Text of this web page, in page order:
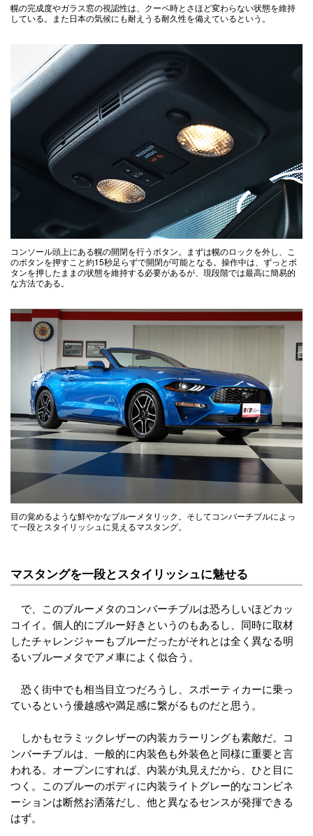
幌の完成度やガラス窓の視認性は、クーペ時とさほど変わらない状態を維持
している。また日本の気候にも耐えうる耐久性を備えているという。
コンソール頭上にある幌の開閉を行うボタン。まずは幌のロックを外し、こ
のボタンを押すこと約15秒足らずで開閉が可能となる。操作中は、ずっとボ
タンを押したままの状態を維持する必要があるが、現段階では最高に簡易的
な方法である。
目の覚めるような鮮やかなブルーメタリック。そしてコンバーチブルによっ
て一段とスタイリッシュに見えるマスタング。
マスタングを一段とスタイリッシュに魅せる
で、このブルーメタのコンバーチブルは恐ろしいほどカッ
コイイ。個人的にブルー好きというのもあるし、同時に取材
したチャレンジャーもブルーだったがそれとは全く異なる明
るいブルーメタでアメ車によく似合う。
恐く街中でも相当目立つだろうし、スポーティカーに乗っ
ているという優越感や満足感に繋がるものだと思う。
しかもセラミックレザーの内装カラーリングも素敵だ。コ
ンバーチブルは、一般的に内装色も外装色と同様に重要と言
われる。オープンにすれば、内装が丸見えだから、ひと目に
つく。このブルーのボディに内装ライトグレー的なコンビネ
ーションは断然お洒落だし、他と異なるセンスが発揮できる
はず。